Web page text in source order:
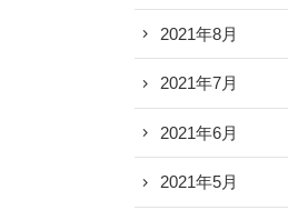
2021年8月
2021年7月
2021年6月
2021年5月